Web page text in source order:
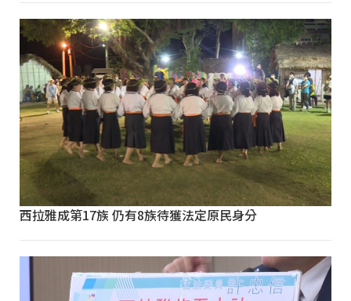
西拉雅成第17族 仍有8族待獲法定原民身分